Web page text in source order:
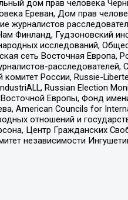
дом прав человека
Ереван, Дом прав
журналистов
Финланд, Гудзоновский
исследований,
сеть Восточная Европа,
России, Russie-
Russian Election
Европы, Фонд
American Councils for
отношений и
Центр Гражданских
независимости